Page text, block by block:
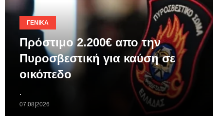
ΓΕΝΙΚΆ
Πρόστιμο 2.200€ απο την
Πυροσβεστική για καύση σε
οικόπεδο
.
07|08|2026